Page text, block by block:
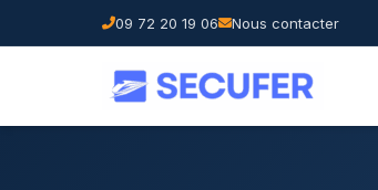
09 72 20 19 06 Nous contacter